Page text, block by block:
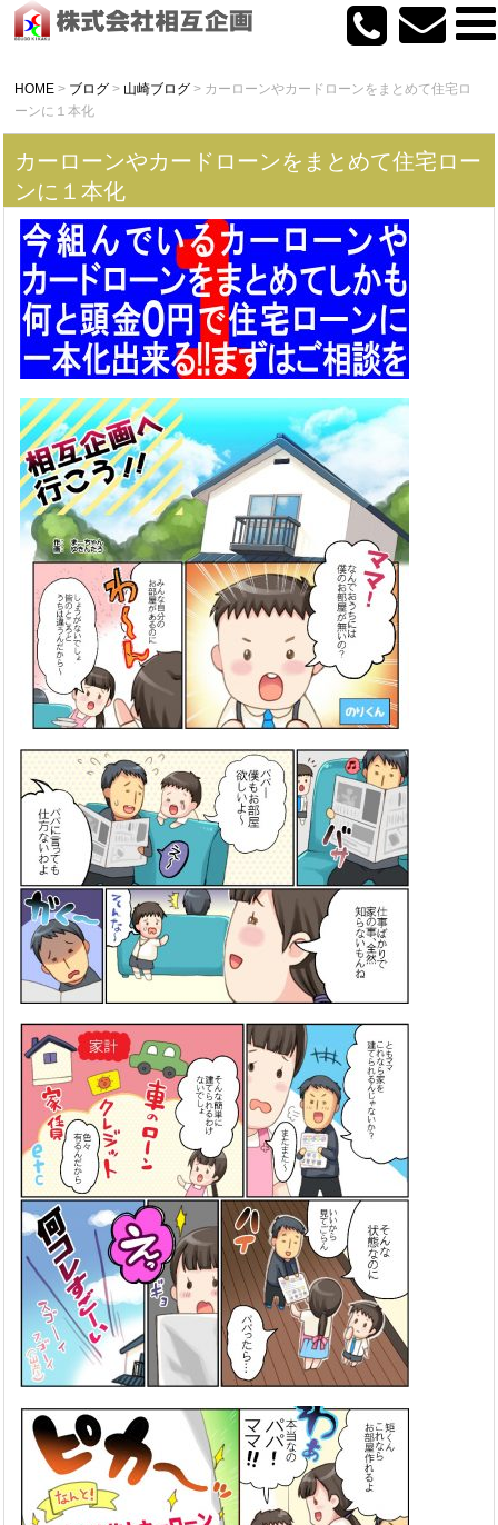
HOME > ブログ > 山崎ブログ > カーローンやカードローンをまとめて住宅ロ
ーンに１本化
カーローンやカードローンをまとめて住宅ロー
ンに１本化